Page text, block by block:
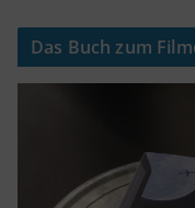
Das Buch zum